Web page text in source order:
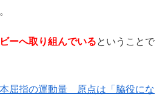
ーへ取り組んでいるということで
屈指の運動量 原点は「脇役にな